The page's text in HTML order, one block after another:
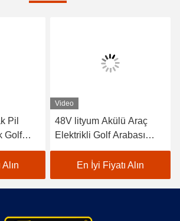
Pil
Golf
Buggy
Video
48V lityum Akülü Araç
Elektrikli Golf Arabası
EXCAR A1S6+2 Beyaz
En İyi Fiyatı Alın